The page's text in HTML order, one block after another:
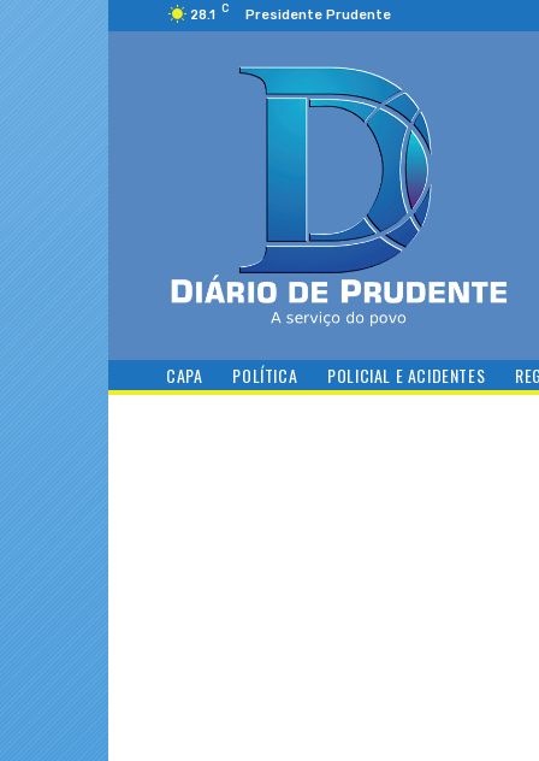
28.1 C Presidente Prudente
CAPA POLÍTICA POLICIAL E ACIDENTES